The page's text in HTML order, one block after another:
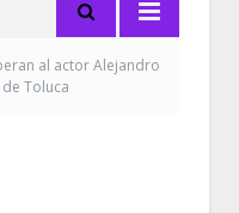
al actor Alejandro
Toluca